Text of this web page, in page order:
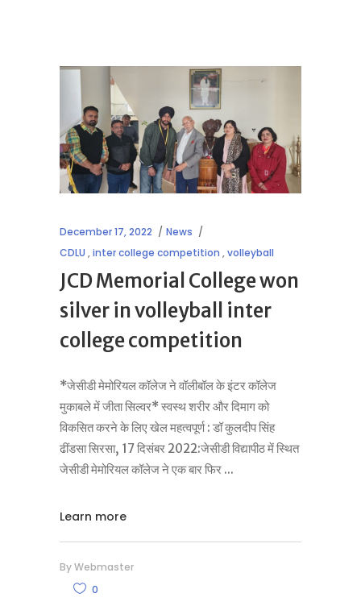
December 17, 2022
News
CDLU ,inter college competition ,volleyball
JCD Memorial College won
silver in volleyball inter
college competition
*जेसीडी मेमोरियल कॉलेज ने वॉलीबॉल के इंटर कॉलेज
मुकाबले में जीता सिल्वर* स्वस्थ शरीर और दिमाग को
विकसित करने के लिए खेल महत्वपूर्ण : डॉ कुलदीप सिंह
ढींडसा सिरसा, 17 दिसंबर 2022:जेसीडी विद्यापीठ में स्थित
जेसीडी मेमोरियल कॉलेज ने एक बार फिर
Learn more
ByWebmaster
0